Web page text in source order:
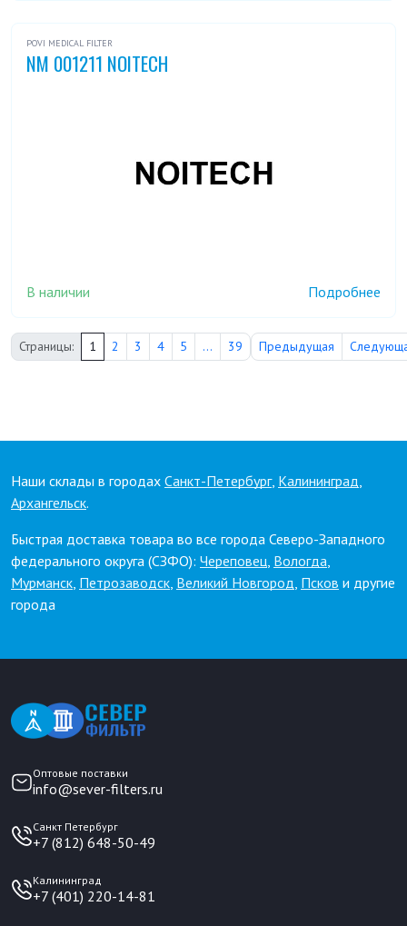
POVI MEDICAL FILTER
NM 001211 NOITECH
В наличии Подробнее
Страницы: 1 2 3 4 5 ... 39 Предыдущая
Наши склады в городах Санкт-Петербург, Калининград,
Архангельск.
Быстрая доставка товара во все города Северо-Западного
федерального округа (СЗФО): Череповец, Вологда,
Мурманск, Петрозаводск, Великий Новгород, Псков и другие
города
Оптовые поставки
info@sever-filters.ru
Санкт Петербург
+7 (812) 648-50-49
Калининград
+7 (401) 220-14-81